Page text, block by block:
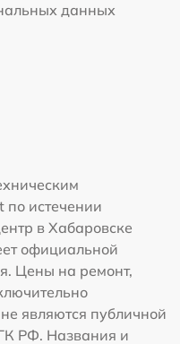
данных
по истечении
в Хабаровске
официальной
Цены на ремонт,
являются публичной
РФ. Названия и